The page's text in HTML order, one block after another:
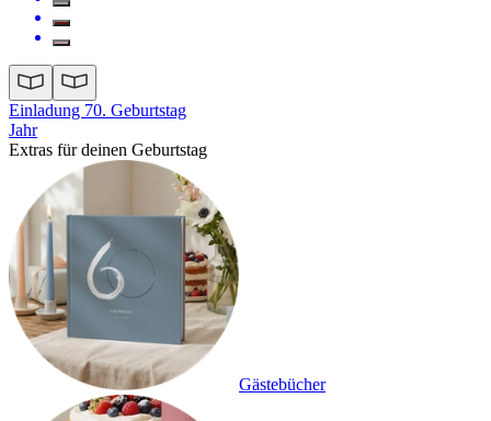
Einladung 70. Geburtstag
Jahr
Extras für deinen Geburtstag
Gästebücher